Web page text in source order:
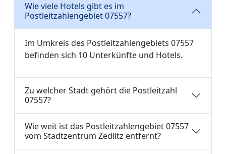
Wie viele Hotels gibt es im
Postleitzahlengebiet 07557?
Im Umkreis des Postleitzahlengebiets 07557
befinden sich 10 Unterkünfte und Hotels.
Zu welcher Stadt gehört die Postleitzahl
07557?
Wie weit ist das Postleitzahlengebiet 07557
vom Stadtzentrum Zedlitz entfernt?